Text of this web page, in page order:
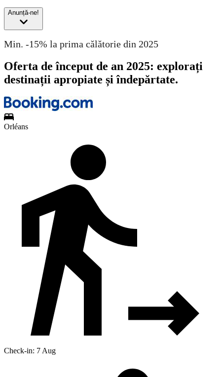
Anunță-ne!
Min. -15% la prima călătorie din 2025
Oferta de început de an 2025: explorați
destinații apropiate și îndepărtate.
Orléans
Check-in: 7 Aug